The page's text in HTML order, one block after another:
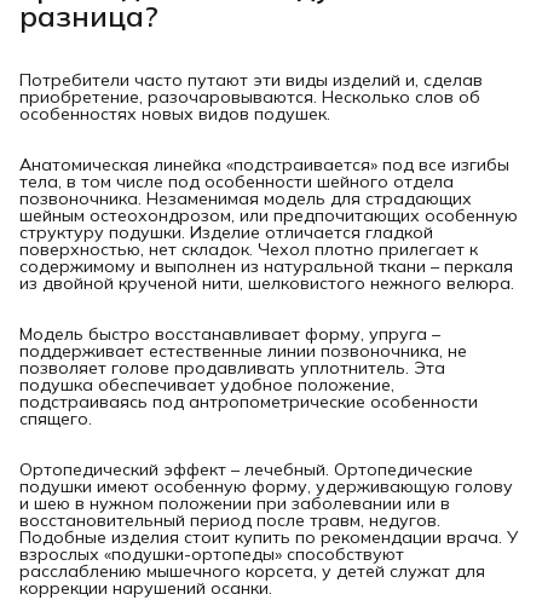
разница?
Потребители часто путают эти виды изделий и, сделав
приобретение, разочаровываются. Несколько слов об
особенностях новых видов подушек.
Анатомическая линейка «подстраивается» под все изгибы
тела, в том числе под особенности шейного отдела
позвоночника. Незаменимая модель для страдающих
шейным остеохондрозом, или предпочитающих особенную
структуру подушки. Изделие отличается гладкой
поверхностью, нет складок. Чехол плотно прилегает к
содержимому и выполнен из натуральной ткани – перкаля
из двойной крученой нити, шелковистого нежного велюра.
Модель быстро восстанавливает форму, упруга –
поддерживает естественные линии позвоночника, не
позволяет голове продавливать уплотнитель. Эта
подушка обеспечивает удобное положение,
подстраиваясь под антропометрические особенности
спящего.
Ортопедический эффект – лечебный. Ортопедические
подушки имеют особенную форму, удерживающую голову
и шею в нужном положении при заболевании или в
восстановительный период после травм, недугов.
Подобные изделия стоит купить по рекомендации врача. У
взрослых «подушки-ортопеды» способствуют
расслаблению мышечного корсета, у детей служат для
коррекции нарушений осанки.